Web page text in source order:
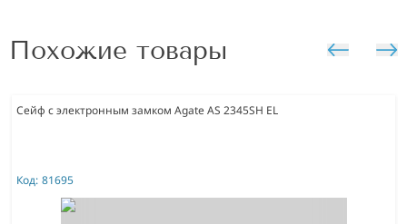
Похожие товары
Сейф с электронным замком Agate AS 2345SH EL
Код: 81695